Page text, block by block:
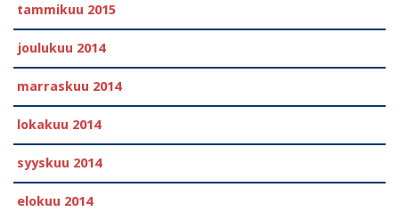
tammikuu 2015
joulukuu 2014
marraskuu 2014
lokakuu 2014
syyskuu 2014
elokuu 2014